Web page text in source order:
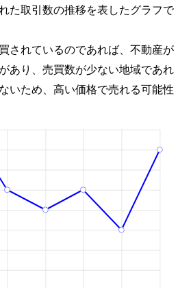
た取引数の推移を表したグラフで
されているのであれば、不動産が
あり、売買数が少ない地域であれ
いため、高い価格で売れる可能性